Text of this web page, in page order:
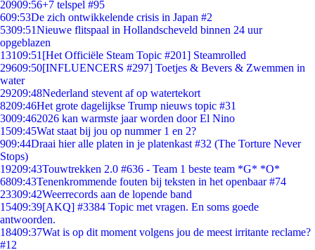
20909:56+7 telspel #95
609:53De zich ontwikkelende crisis in Japan #2
5309:51Nieuwe flitspaal in Hollandscheveld binnen 24 uur
opgeblazen
13109:51 [Het Officiële Steam Topic #201] Steamrolled
29609:50[INFLUENCERS #297] Toetjes & Bevers & Zwemmen in
water
29209:48Nederland stevent af op watertekort
8209:46Het grote dagelijkse Trump nieuws topic #31
3009:462026 kan warmste jaar worden door El Nino
1509:45Wat staat bij jou op nummer 1 en 2?
909:44Draai hier alle platen in je platenkast #32 (The Torture Never
Stops)
19209:43Touwtrekken 2.0 #636 - Team 1 beste team *G* *O*
6809:43Tenenkrommende fouten bij teksten in het openbaar #74
23309:42Weerrecords aan de lopende band
15409:39[AKQ] #3384 Topic met vragen. En soms goede
antwoorden.
18409:37Wat is op dit moment volgens jou de meest irritante reclame?
#12